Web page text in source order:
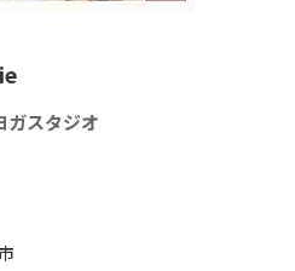
ガスタジオ